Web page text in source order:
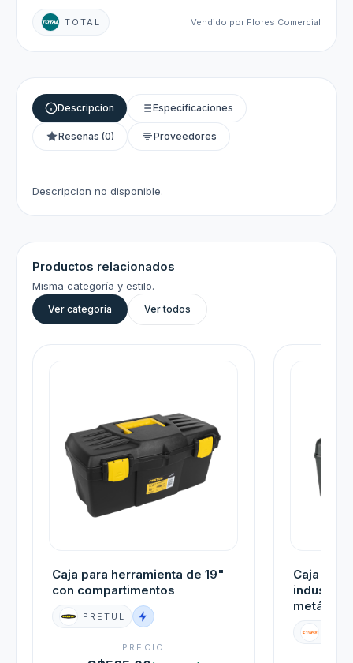
TOTAL Vendido por Flores Comercial
Descripcion Especificaciones
Resenas (0) Proveedores
Descripcion no disponible.
Productos relacionados
Misma categoría y estilo.
Ver categoría Ver todos
Caja para herramienta de 19"
con compartimentos
PRETUL
PRECIO
Caja
industrial
metálicos